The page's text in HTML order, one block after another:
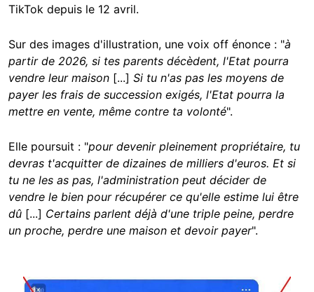
TikTok depuis le 12 avril.
Sur des images d'illustration, une voix off énonce : "à
partir de 2026, si tes parents décèdent, l'Etat pourra
vendre leur maison [...] Si tu n'as pas les moyens de
payer les frais de succession exigés, l'Etat pourra la
mettre en vente, même contre ta volonté".
Elle poursuit : "pour devenir pleinement propriétaire, tu
devras t'acquitter de dizaines de milliers d'euros. Et si
tu ne les as pas, l'administration peut décider de
vendre le bien pour récupérer ce qu'elle estime lui être
dû [...] Certains parlent déjà d'une triple peine, perdre
un proche, perdre une maison et devoir payer".
Image